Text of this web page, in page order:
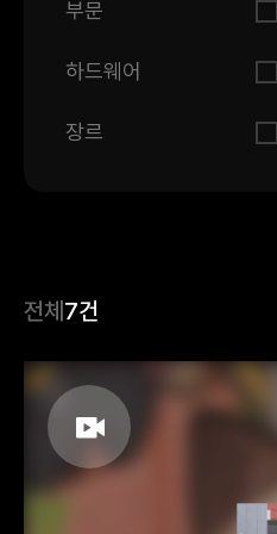
부문
하드웨어
장르
전체 7건